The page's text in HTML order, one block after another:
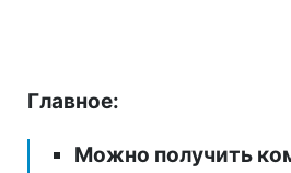
Главное:
Можно получить